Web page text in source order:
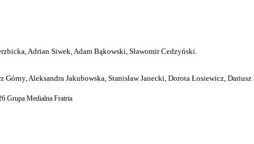
Adrian Siwek, Adam Bąkowski, Sławomir Cedzyński.
Aleksandra Jakubowska, Stanisław Janecki, Dorota Łosiewicz,
Grupa Medialna Fratria